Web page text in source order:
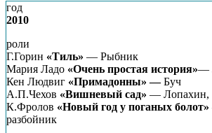
год
2010
роли
Г.Горин «Тиль» — Рыбник
Мария Ладо «Очень простая история»—
Кен Людвиг «Примадонны» —Буч
А.П.Чехов «Вишневый сад» — Лопахин,
К.Фролов «Новый год у поганых болот»
разбойник